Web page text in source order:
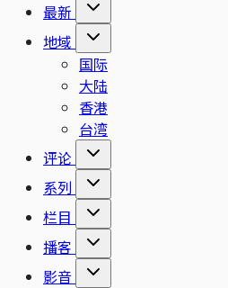
最新
地域
国际
大陆
香港
台湾
评论
系列
栏目
播客
影音